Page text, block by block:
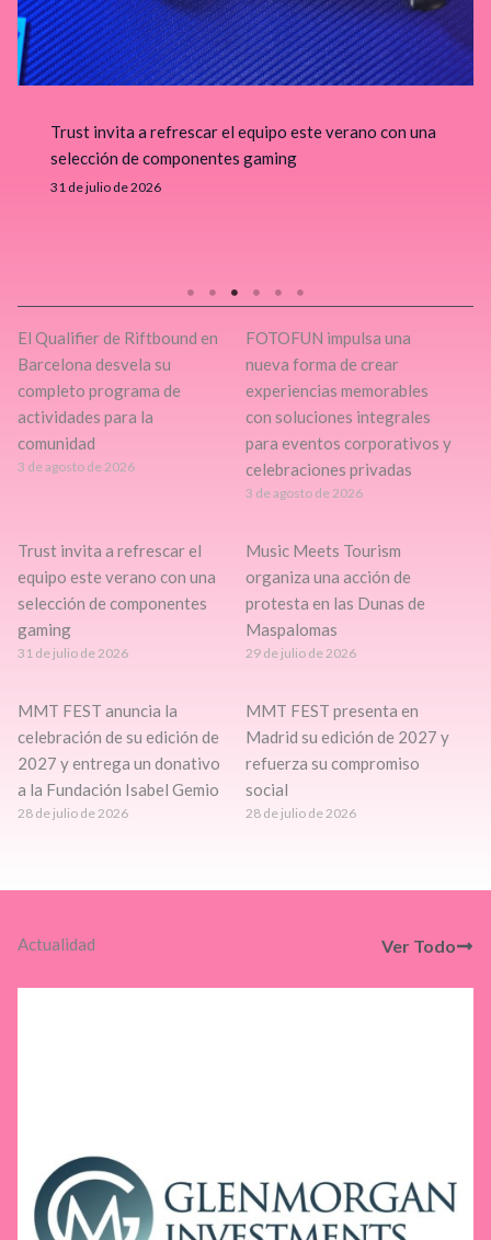
Music Meets Tourism organiza una acción de
protesta en las Dunas de Maspalomas
29 de julio de 2026
El Qualifier de Riftbound en
Barcelona desvela su
completo programa de
actividades para la
comunidad
3 de agosto de 2026
FOTOFUN impulsa una
nueva forma de crear
experiencias memorables
con soluciones integrales
para eventos corporativos y
celebraciones privadas
3 de agosto de 2026
Trust invita a refrescar el
equipo este verano con una
selección de componentes
gaming
31 de julio de 2026
Music Meets Tourism
organiza una acción de
protesta en las Dunas de
Maspalomas
29 de julio de 2026
MMT FEST anuncia la
celebración de su edición de
2027 y entrega un donativo
a la Fundación Isabel Gemio
28 de julio de 2026
MMT FEST presenta en
Madrid su edición de 2027 y
refuerza su compromiso
social
28 de julio de 2026
Actualidad Ver Todo